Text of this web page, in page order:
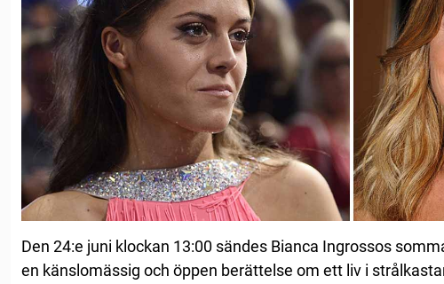
Den 24:e juni klockan 13:00 sändes Bianca Ingrossos
en känslomässig och öppen berättelse om ett liv i